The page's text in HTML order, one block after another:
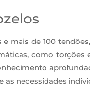
mais de 100
como torções
as necessidades